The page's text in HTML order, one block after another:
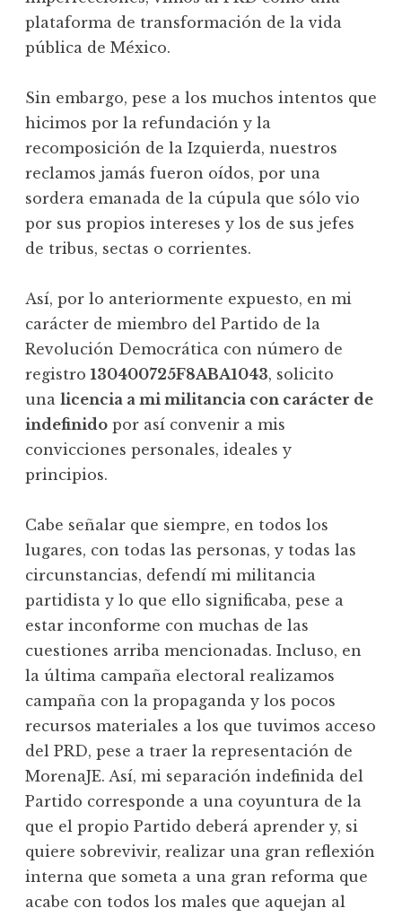
plataforma de transformación de la vida
pública de México.
Sin embargo, pese a los muchos intentos que
hicimos por la refundación y la
recomposición de la Izquierda, nuestros
reclamos jamás fueron oídos, por una
sordera emanada de la cúpula que sólo vio
por sus propios intereses y los de sus jefes
de tribus, sectas o corrientes.
Así, por lo anteriormente expuesto, en mi
carácter de miembro del Partido de la
Revolución Democrática con número de
registro 130400725F8ABA1043, solicito
una licencia a mi militancia con carácter de
indefinido por así convenir a mis
convicciones personales, ideales y
principios.
Cabe señalar que siempre, en todos los
lugares, con todas las personas, y todas las
circunstancias, defendí mi militancia
partidista y lo que ello significaba, pese a
estar inconforme con muchas de las
cuestiones arriba mencionadas. Incluso, en
la última campaña electoral realizamos
campaña con la propaganda y los pocos
recursos materiales a los que tuvimos acceso
del PRD, pese a traer la representación de
MorenaJE. Así, mi separación indefinida del
Partido corresponde a una coyuntura de la
que el propio Partido deberá aprender y, si
quiere sobrevivir, realizar una gran reflexión
interna que someta a una gran reforma que
acabe con todos los males que aquejan al